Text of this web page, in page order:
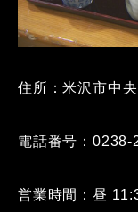
住所：米沢市中
電話番号：0238-
営業時間：昼